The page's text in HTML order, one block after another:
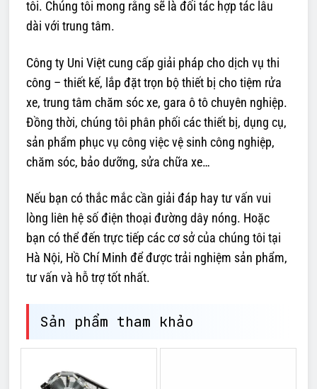
tôi. Chúng tôi mong rằng sẽ là đối tác hợp tác lâu
dài với trung tâm.
Công ty Uni Việt cung cấp giải pháp cho dịch vụ thi
công – thiết kế, lắp đặt trọn bộ thiết bị cho tiệm rửa
xe, trung tâm chăm sóc xe, gara ô tô chuyên nghiệp.
Đồng thời, chúng tôi phân phối các thiết bị, dụng cụ,
sản phẩm phục vụ công việc vệ sinh công nghiệp,
chăm sóc, bảo dưỡng, sửa chữa xe…
Nếu bạn có thắc mắc cần giải đáp hay tư vấn vui
lòng liên hệ số điện thoại đường dây nóng. Hoặc
bạn có thể đến trực tiếp các cơ sở của chúng tôi tại
Hà Nội, Hồ Chí Minh để được trải nghiệm sản phẩm,
tư vấn và hỗ trợ tốt nhất.
Sản phẩm tham khảo